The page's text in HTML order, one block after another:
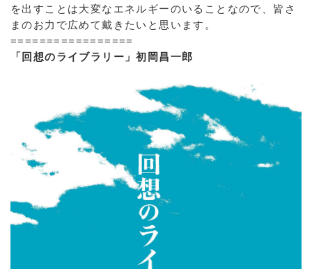
を出すことは大変なエネルギーのいることなので、皆さ
まのお力で広めて戴きたいと思います。
=================
「回想のライブラリー」初岡昌一郎